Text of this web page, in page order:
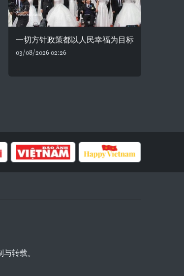
一切方针政策都以人民幸福为目标
03/08/2026 02:26
转载。